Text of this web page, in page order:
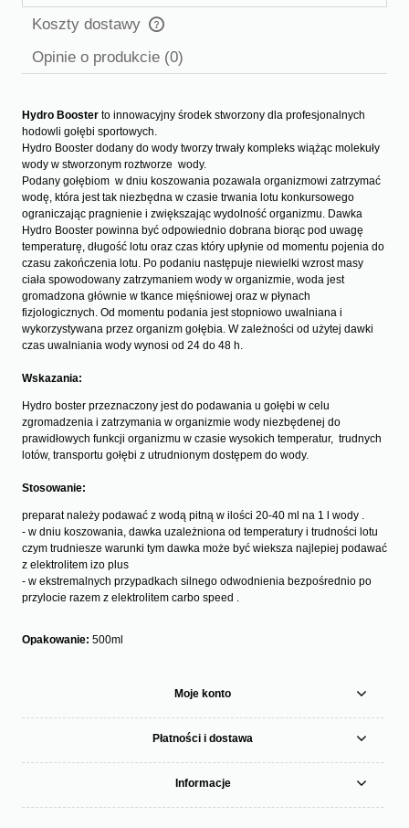
Koszty dostawy
Cena nie zawiera ewentualnych kosztów płatności
Opinie o produkcie (0)
Hydro Booster to innowacyjny środek stworzony dla profesjonalnych
hodowli gołębi sportowych.
Hydro Booster dodany do wody tworzy trwały kompleks wiążąc molekuły
wody w stworzonym roztworze wody.
Podany gołębiom w dniu koszowania pozawala organizmowi zatrzymać
wodę, która jest tak niezbędna w czasie trwania lotu konkursowego
ograniczając pragnienie i zwiększając wydolność organizmu. Dawka
Hydro Booster powinna być odpowiednio dobrana biorąc pod uwagę
temperaturę, długość lotu oraz czas który upłynie od momentu pojenia do
czasu zakończenia lotu. Po podaniu następuje niewielki wzrost masy
ciała spowodowany zatrzymaniem wody w organizmie, woda jest
gromadzona głównie w tkance mięśniowej oraz w płynach
fizjologicznych. Od momentu podania jest stopniowo uwalniana i
wykorzystywana przez organizm gołębia. W zależności od użytej dawki
czas uwalniania wody wynosi od 24 do 48 h.
Wskazania:
Hydro boster przeznaczony jest do podawania u gołębi w celu
zgromadzenia i zatrzymania w organizmie wody niezbędenej do
prawidłowych funkcji organizmu w czasie wysokich temperatur, trudnych
lotów, transportu gołębi z utrudnionym dostępem do wody.
Stosowanie:
preparat należy podawać z wodą pitną w ilości 20-40 ml na 1 l wody .
- w dniu koszowania, dawka uzależniona od temperatury i trudności lotu
czym trudniesze warunki tym dawka może być wieksza najlepiej podawać
z elektrolitem izo plus
- w ekstremalnych przypadkach silnego odwodnienia bezpośrednio po
przylocie razem z elektrolitem carbo speed .
Opakowanie: 500ml
Moje konto
Płatności i dostawa
Informacje